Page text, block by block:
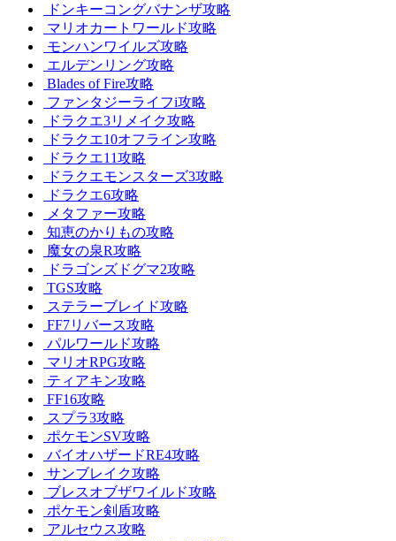
ドンキーコングバナンザ攻略
マリオカートワールド攻略
モンハンワイルズ攻略
エルデンリング攻略
Blades of Fire攻略
ファンタジーライフi攻略
ドラクエ3リメイク攻略
ドラクエ10オフライン攻略
ドラクエ11攻略
ドラクエモンスターズ3攻略
ドラクエ6攻略
メタファー攻略
知恵のかりもの攻略
魔女の泉R攻略
ドラゴンズドグマ2攻略
TGS攻略
ステラーブレイド攻略
FF7リバース攻略
パルワールド攻略
マリオRPG攻略
ティアキン攻略
FF16攻略
スプラ3攻略
ポケモンSV攻略
バイオハザードRE4攻略
サンブレイク攻略
ブレスオブザワイルド攻略
ポケモン剣盾攻略
アルセウス攻略